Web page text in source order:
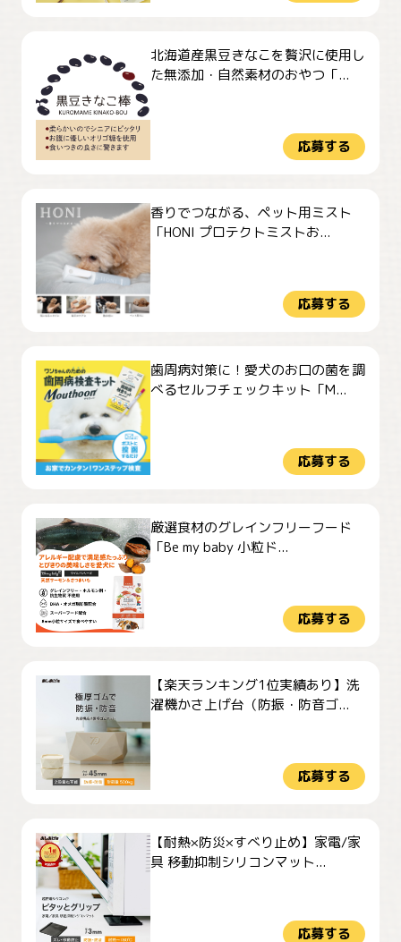
北海道産黒豆きなこを贅沢に使用し
た無添加・自然素材のおやつ「...
応募する
香りでつながる、ペット用ミスト
「HONI プロテクトミストお...
応募する
歯周病対策に！愛犬のお口の菌を調
べるセルフチェックキット「M...
応募する
厳選食材のグレインフリーフード
「Be my baby 小粒ド...
応募する
【楽天ランキング1位実績あり】洗
濯機かさ上げ台（防振・防音ゴ...
応募する
【耐熱×防災×すべり止め】家電/家
具 移動抑制シリコンマット...
応募する